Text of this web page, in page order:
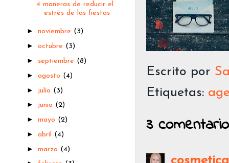
Escrito por
Etiquetas:
3
4 maneras de reducir el
estrés de las fiestas
►noviembre (3)
►octubre (3)
► septiembre (8)
►agosto (4)
► julio (3)
► junio (2)
►mayo (2)
►abril (4)
►marzo (4)